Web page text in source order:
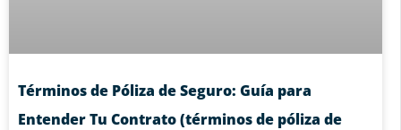
Términos de Póliza de Seguro: Guía para
Entender Tu Contrato (términos de póliza de